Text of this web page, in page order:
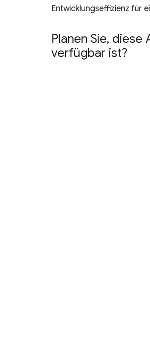
Entwicklungseffizienz für
Planen Sie, diese
verfügbar ist?